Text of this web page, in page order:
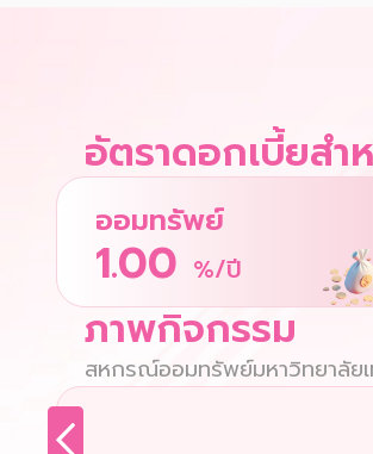
อัตราดอกเบี้ยสำ
ออมทรัพย์
1.00 %/ปี
ภาพกิจกรรม
สหกรณ์ออมทรัพย์มหาวิทยาลัยเ